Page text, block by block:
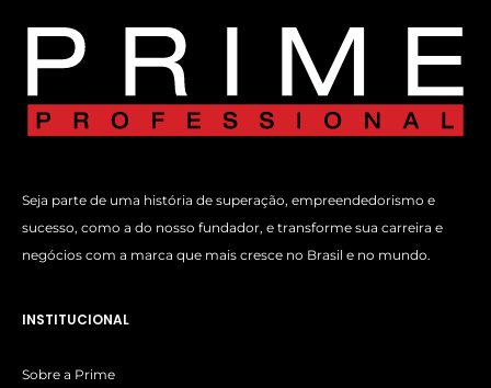
Seja parte de uma história de superação, empreendedorismo e
sucesso, como a do nosso fundador, e transforme sua carreira e
negócios com a marca que mais cresce no Brasil e no mundo.
INSTITUCIONAL
Sobre a Prime